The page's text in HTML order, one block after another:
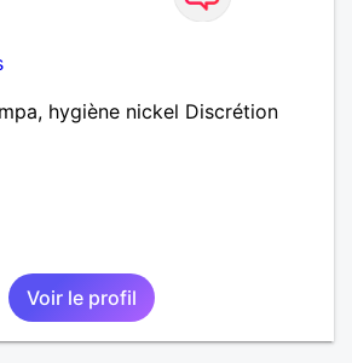
hygiène nickel Discrétion
Voir le profil